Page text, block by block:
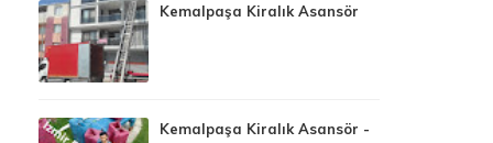
Kemalpaşa Kiralık Asansör
Kemalpaşa Kiralık Asansör -